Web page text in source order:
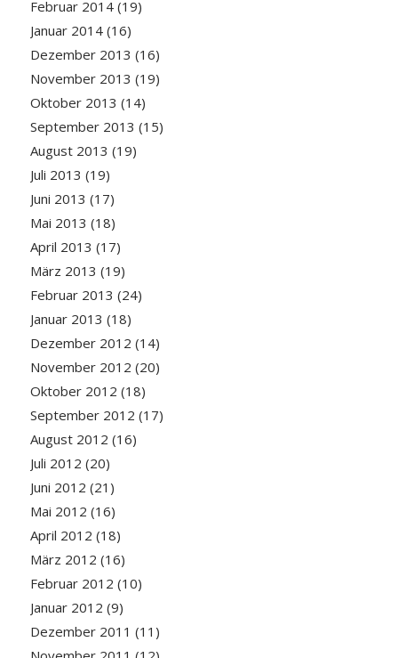
Februar 2014(19)
Januar 2014(16)
Dezember 2013 (16)
November 2013 (19)
Oktober 2013 (14)
September 2013 (15)
August 2013 (19)
Juli 2013 (19)
Juni 2013 (17)
Mai 2013 (18)
April 2013 (17)
März 2013 (19)
Februar 2013 (24)
Januar 2013 (18)
Dezember 2012 (14)
November 2012 (20)
Oktober 2012 (18)
September 2012 (17)
August 2012 (16)
Juli 2012 (20)
Juni 2012 (21)
Mai 2012 (16)
April 2012 (18)
März 2012 (16)
Februar 2012 (10)
Januar 2012 (9)
Dezember 2011 (11)